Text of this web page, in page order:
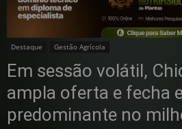
Destaque Gestão Agrícola
Em sessão volátil,
ampla oferta e fecha
predominante no